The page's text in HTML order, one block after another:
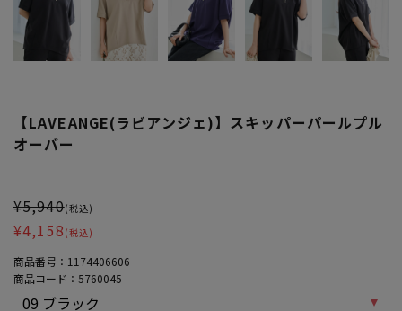
【LAVEANGE(ラビアンジェ)】スキッパーパールプル
オーバー
¥5,940(税込)
¥4,158 (税込)
商品番号： 1174406606
商品コード： 5760045